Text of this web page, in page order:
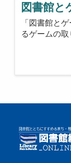
図書館と
「図書館と
るゲームの取